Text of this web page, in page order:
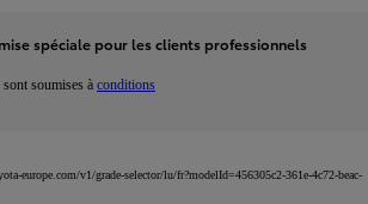
spéciale pour les clients professionnels
soumises à conditions
europe.com/v1/grade-selector/lu/fr?modelId=456305c2-361e-4c72-beac-